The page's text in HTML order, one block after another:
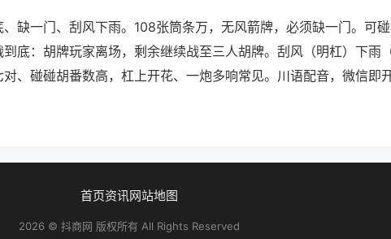
缺一门、刮风下雨。108张筒条万，无风箭牌，必须缺一门。可
底：胡牌玩家离场，剩余继续战至三人胡牌。刮风（明杠）下雨
、碰碰胡番数高，杠上开花、一炮多响常见。川语配音，微信即
首页资讯网站地图
2026 © 抖商网 版权所有 All Rights Reserved